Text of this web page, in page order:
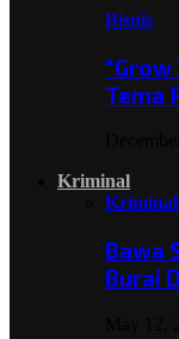
Bisnis
Tema
Kriminal
Kriminal
Bawa
Burai